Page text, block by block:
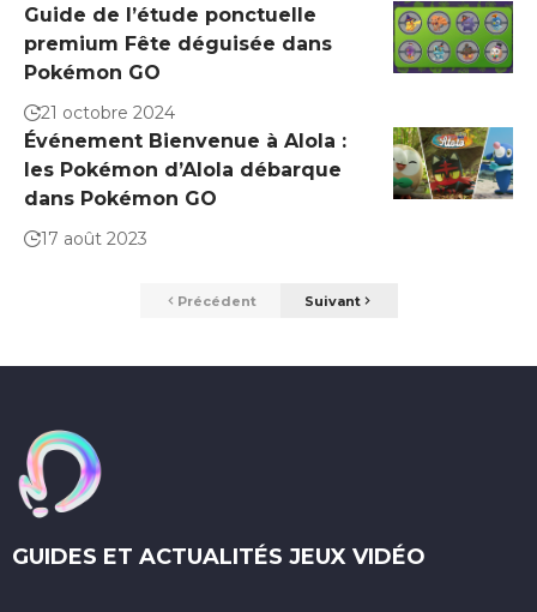
Guide de l’étude ponctuelle
premium Fête déguisée dans
Pokémon GO
21 octobre 2024
Événement Bienvenue à Alola :
les Pokémon d’Alola débarque
dans Pokémon GO
17 août 2023
Précédent Suivant
GUIDES ET ACTUALITÉS JEUX VIDÉO